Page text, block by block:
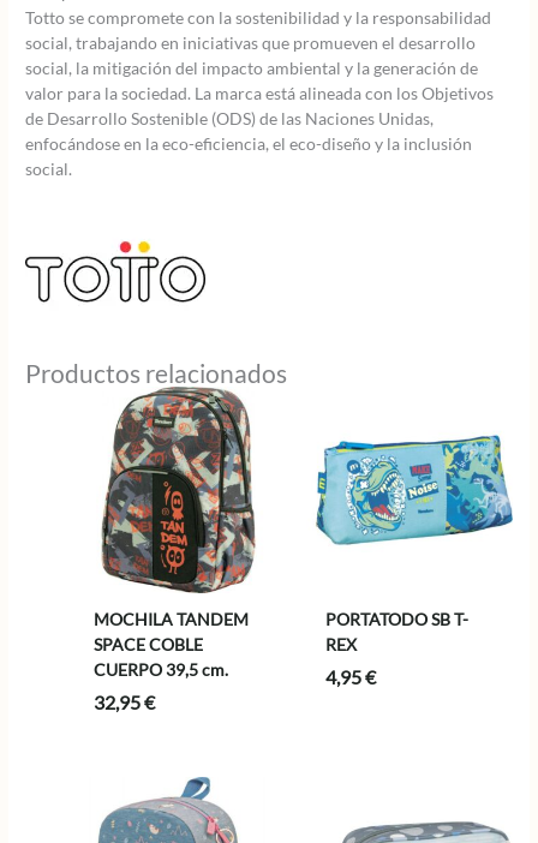
Totto se compromete con la sostenibilidad y la responsabilidad
social, trabajando en iniciativas que promueven el desarrollo
social, la mitigación del impacto ambiental y la generación de
valor para la sociedad. La marca está alineada con los Objetivos
de Desarrollo Sostenible (ODS) de las Naciones Unidas,
enfocándose en la eco-eficiencia, el eco-diseño y la inclusión
social.
Productos relacionados
MOCHILA TANDEM
SPACE COBLE
CUERPO 39,5 cm.
32,95€
PORTATODO SB T-
REX
4,95€